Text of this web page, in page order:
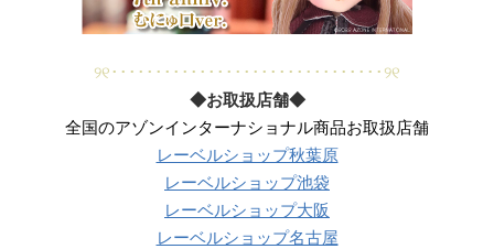
୨୧･･･････････････････････････････୨୧
◆お取扱店舗◆
全国のアゾンインターナショナル商品お取扱店舗
レーベルショップ秋葉原
レーベルショップ池袋
レーベルショップ大阪
レーベルショップ名古屋